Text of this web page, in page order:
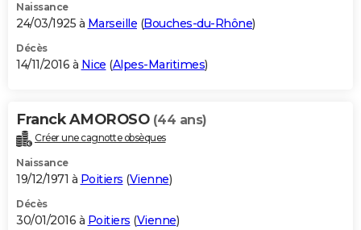
Naissance
24/03/1925 à Marseille (Bouches-du-Rhône)
Décès
14/11/2016 à Nice (Alpes-Maritimes)
Franck AMOROSO (44 ans)
Créer une cagnotte obsèques
Naissance
19/12/1971 à Poitiers (Vienne)
Décès
30/01/2016 à Poitiers (Vienne)